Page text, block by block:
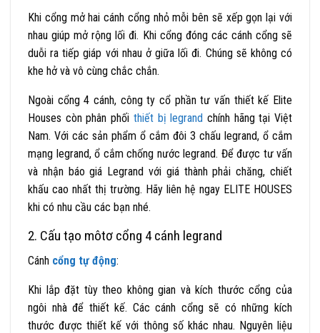
Khi cổng mở hai cánh cổng nhỏ mỗi bên sẽ xếp gọn lại với
nhau giúp mở rộng lối đi. Khi cổng đóng các cánh cổng sẽ
duỗi ra tiếp giáp với nhau ở giữa lối đi. Chúng sẽ không có
khe hở và vô cùng chắc chắn.
Ngoài cổng 4 cánh, công ty cổ phần tư vấn thiết kế Elite
Houses còn phân phối thiết bị legrand chính hãng tại Việt
Nam. Với các sản phẩm ổ cắm đôi 3 chấu legrand, ổ cắm
mạng legrand, ổ cắm chống nước legrand. Để được tư vấn
và nhận báo giá Legrand với giá thành phải chăng, chiết
khấu cao nhất thị trường. Hãy liên hệ ngay ELITE HOUSES
khi có nhu cầu các bạn nhé.
2. Cấu tạo môtơ cổng 4 cánh legrand
Cánh cổng tự động:
Khi lắp đặt tùy theo không gian và kích thước cổng của
ngôi nhà để thiết kế. Các cánh cổng sẽ có những kích
thước được thiết kế với thông số khác nhau. Nguyên liệu